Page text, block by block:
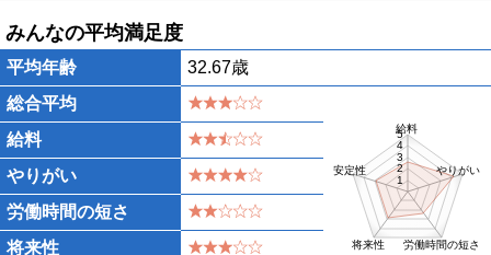
みんなの平均満足度
平均年齢
32.67歳
総合平均
1
2
3
4
5
給料
やりがい
労働時間の短さ
将来性
安定性
給料
やりがい
労働時間の短さ
将来性